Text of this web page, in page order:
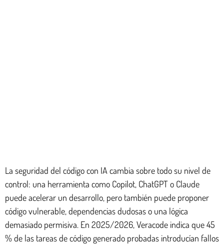
La seguridad del código con IA cambia sobre todo su nivel de
control: una herramienta como Copilot, ChatGPT o Claude
puede acelerar un desarrollo, pero también puede proponer
código vulnerable, dependencias dudosas o una lógica
demasiado permisiva. En 2025/2026, Veracode indica que 45
% de las tareas de código generado probadas introducían fallos